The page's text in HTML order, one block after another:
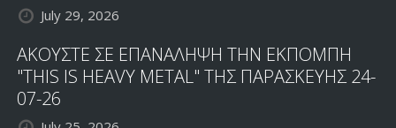
July 29, 2026
ΑΚΟΥΣΤΕ ΣΕ ΕΠΑΝΑΛΗΨΗ ΤΗΝ ΕΚΠΟΜΠΗ
"THIS IS HEAVY METAL" ΤΗΣ ΠΑΡΑΣΚΕΥΗΣ 24-
07-26